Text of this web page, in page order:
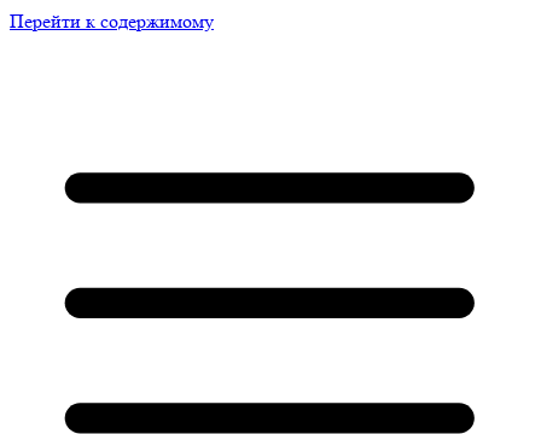
Перейти к содержимому